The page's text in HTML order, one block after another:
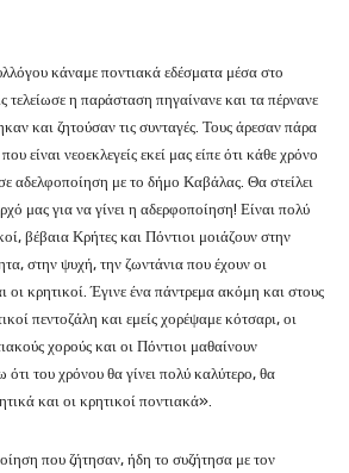
κάναμε ποντιακά εδέσματα μέσα στο
τελείωσε η παράσταση πηγαίνανε και τα πέρνανε
και ζητούσαν τις συνταγές. Τους άρεσαν πάρα
είναι νεοεκλεγείς εκεί μας είπε ότι κάθε χρόνο
αδελφοποίηση με το δήμο Καβάλας. Θα στείλει
μας για να γίνει η αδερφοποίηση! Είναι πολύ
βέβαια Κρήτες και Πόντιοι μοιάζουν στην
στην ψυχή, την ζωντάνια που έχουν οι
οι κρητικοί. Έγινε ένα πάντρεμα ακόμη και στους
πεντοζάλη και εμείς χορέψαμε κότσαρι, οι
χορούς και οι Πόντιοι μαθαίνουν
ότι του χρόνου θα γίνει πολύ καλύτερο, θα
και οι κρητικοί ποντιακά».
που ζήτησαν, ήδη το συζήτησα με τον